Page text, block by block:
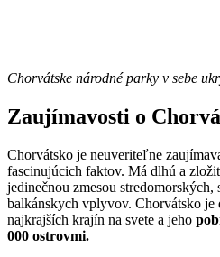
Chorvátske národné parky v sebe
Zaujímavosti o
Chorvátsko je neuveriteľne
fascinujúcich faktov. Má dlhú a
jedinečnou zmesou stredomorských,
balkánskych vplyvov. Chorvátsko
najkrajších krajín na svete a jeho
000 ostrovmi.